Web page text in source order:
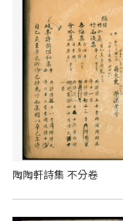
陶陶軒詩集 不分卷